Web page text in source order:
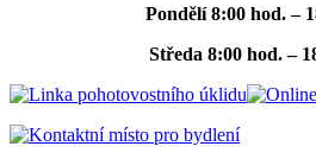
Pondělí 8:00 hod. –
Středa 8:00 hod. –